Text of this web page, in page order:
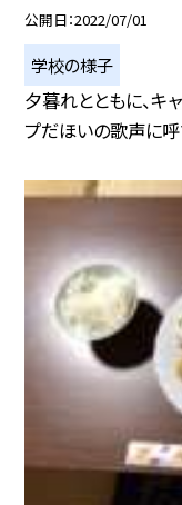
公開日 2022/07/01
学校の様子
夕暮れとともに、キ
プだほいの歌声に